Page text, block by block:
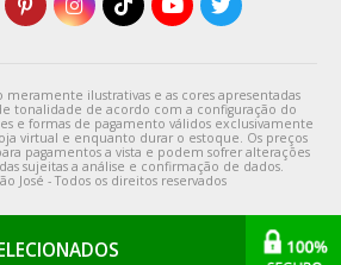
meramente ilustrativas e as cores apresentadas
tonalidade de acordo com a configuração do
e formas de pagamento válidos exclusivamente
virtual e enquanto durar o estoque. Os preços
pagamentos a vista e podem sofrer alterações
sujeitas a análise e confirmação de dados.
José - Todos os direitos reservados